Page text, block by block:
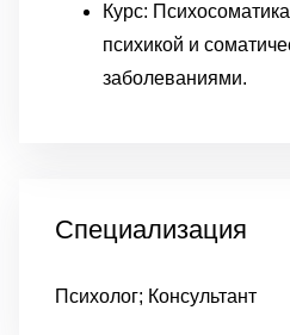
Курс:
психикой и
заболеваниями.
Специализация
Психолог; Консультант